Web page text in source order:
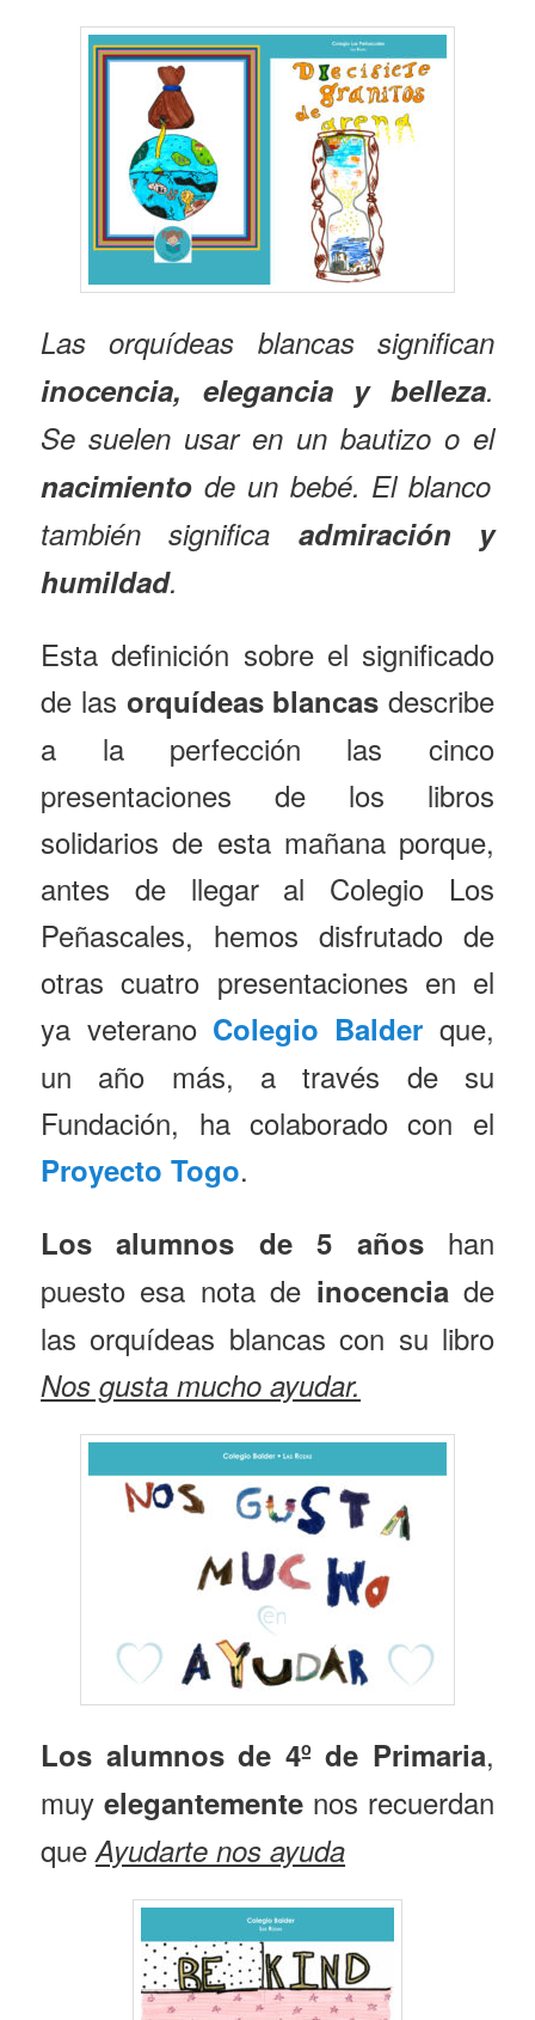
Las orquídeas blancas significan
inocencia, elegancia y belleza.
Se suelen usar en un bautizo o el
nacimiento de un bebé. El blanco
también significa admiración y
humildad.
Esta definición sobre el significado
de las orquídeas blancas describe
a la perfección las cinco
presentaciones de los libros
solidarios de esta mañana porque,
antes de llegar al Colegio Los
Peñascales, hemos disfrutado de
otras cuatro presentaciones en el
ya veterano Colegio Balder que,
un año más, a través de su
Fundación, ha colaborado con el
Proyecto Togo.
Los alumnos de 5 añoshan
puesto esa nota de inocencia de
las orquídeas blancas con su libro
Nos gusta mucho ayudar.
Los alumnos de 4º de Primaria,
muyelegantemente nos recuerdan
queAyudarte nos ayuda